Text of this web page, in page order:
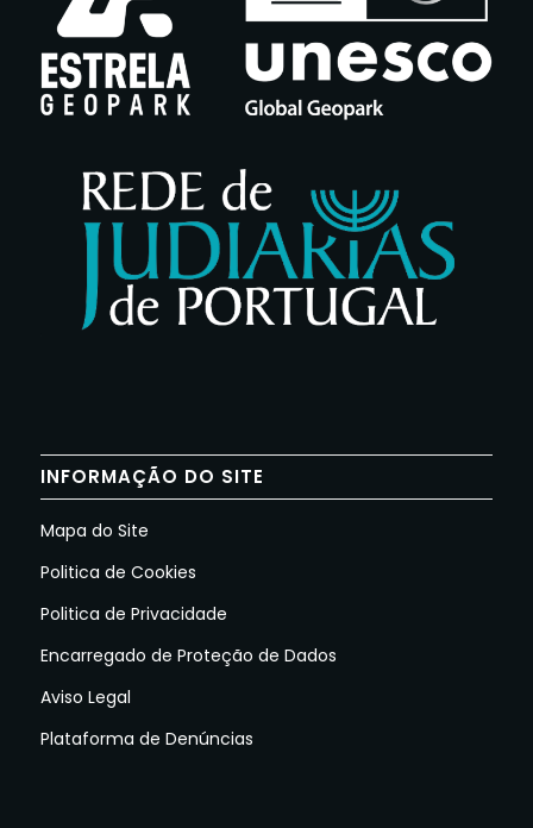
INFORMAÇÃO DO SITE
Mapa do Site
Politica de Cookies
Politica de Privacidade
Encarregado de Proteção de Dados
Aviso Legal
Plataforma de Denúncias